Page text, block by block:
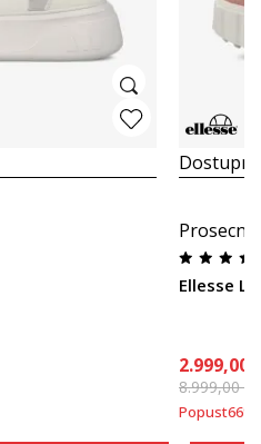
Ellesse
2.999,00
8.999,00
Popust66%